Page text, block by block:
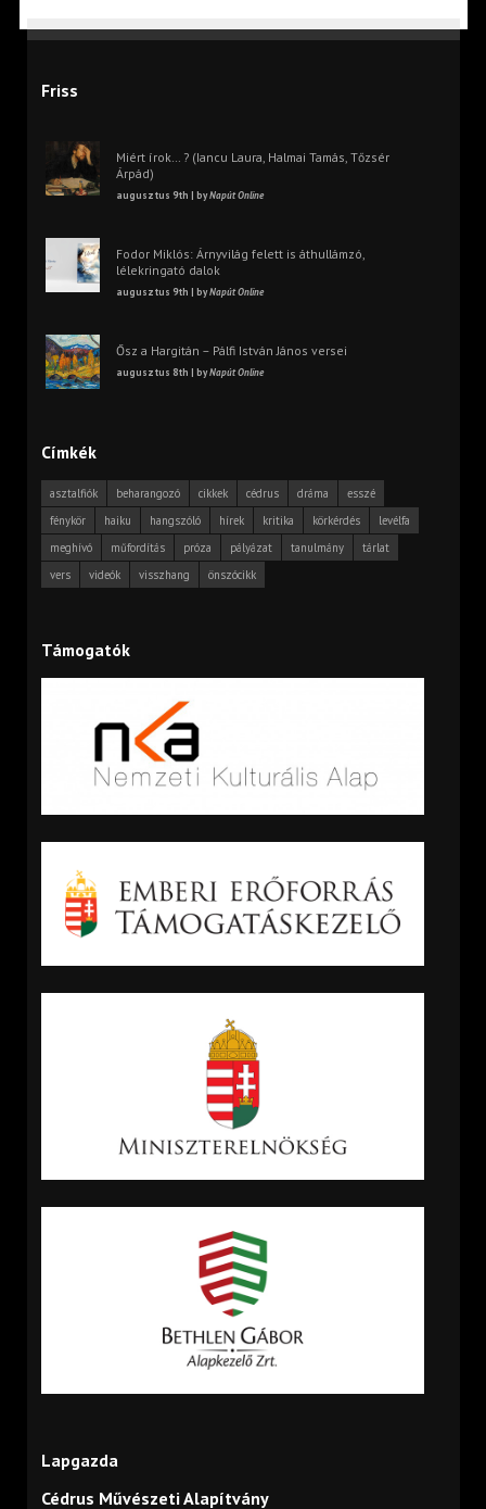
Friss
Miért írok… ? (Iancu Laura, Halmai Tamás, Tőzsér
Árpád)
augusztus 9th | byNapút Online
Fodor Miklós: Árnyvilág felett is áthullámzó,
lélekringató dalok
augusztus 9th | byNapút Online
Ősz a Hargitán – Pálfi István János versei
augusztus 8th | byNapút Online
Címkék
asztalfiók beharangozó cikkek cédrus dráma
esszé
fénykör
haiku hangszóló hírek kritika körkérdés
levélfa
meghívó
műfordítás próza pályázat tanulmány
tárlat
vers
videók visszhang önszócikk
Támogatók
Lapgazda
Cédrus Művészeti Alapítvány